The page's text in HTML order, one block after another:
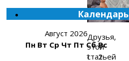
Друзья,
этой
статьей
Календарь
Август 2026
Пн Вт Ср Чт Пт Сб Вс
1
2